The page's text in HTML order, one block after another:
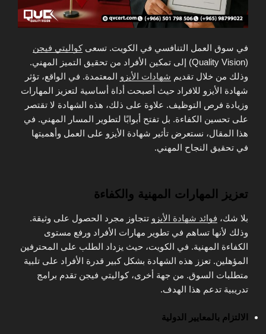
في سوق العمل التنافسي في الكويت. تسعىكواليتي فيجن
(Quality Vision) إلى تمكين الأفراد من تحقيق التميز المهني.
وذلك من خلال تقديم شهادات الأيزو المعتمدة. في الواقع، تؤثر
شهادة الأيزو للافراد حيث أصبحت أداة أساسية لتعزيز المهارات
وزيادة فرص التوظيف. علاوة على ذلك، هذه الشهادة لا تقتصر
على تحسين الكفاءة. بل تفتح أبوابًا لتطوير المسار المهني. في
هذا المقال، نستعرض تأثير شهادة الأيزو على العمل وأهميتها
في تحقيق النجاح المهني.
تعزيز المهارات المهنية والكفاءة
بلا شك، فوائد شهادة الأيزو تتجاوز مجرد الحصول على وثيقة.
وذلك لأنها تساهم في تطوير مهارات الأفراد ورفع مستوى
الكفاءة المهنية. في الكويت، حيث يزداد الطلب على المحترفين
المؤهلين. تعزز هذه الشهادة بشكل كبير قدرة الأفراد على تلبية
متطلبات السوق. من جهة أخرى، كواليتي فيجن تقدم برامج
تدريبية تدعم هذا الهدف.
الالتزام بالمعايير الدولية